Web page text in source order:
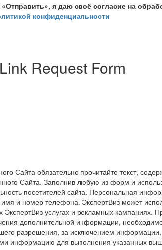
«Отправить», я даю своё согласие на
конфиденциальности
Request Form
Сайта обязательно прочитайте текст,
Сайта. Заполнив любую из форм и
посетителей сайта. Персональная
и номер телефона. ЭкспертВиз может
услугах и рекламных кампаниях.
дополнительной информации,
разрешения, за исключением
информацию для выполнения указанных